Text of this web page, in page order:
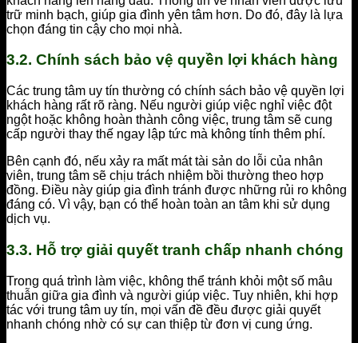
trữ minh bạch, giúp gia đình yên tâm hơn. Do đó, đây là lựa
chọn đáng tin cậy cho mọi nhà.
3.2. Chính sách bảo vệ quyền lợi khách hàng
Các trung tâm uy tín thường có chính sách bảo vệ quyền lợi
khách hàng rất rõ ràng. Nếu người giúp việc nghỉ việc đột
ngột hoặc không hoàn thành công việc, trung tâm sẽ cung
cấp người thay thế ngay lập tức mà không tính thêm phí.
Bên cạnh đó, nếu xảy ra mất mát tài sản do lỗi của nhân
viên, trung tâm sẽ chịu trách nhiệm bồi thường theo hợp
đồng. Điều này giúp gia đình tránh được những rủi ro không
đáng có. Vì vậy, bạn có thể hoàn toàn an tâm khi sử dụng
dịch vụ.
3.3. Hỗ trợ giải quyết tranh chấp nhanh chóng
Trong quá trình làm việc, không thể tránh khỏi một số mâu
thuẫn giữa gia đình và người giúp việc. Tuy nhiên, khi hợp
tác với trung tâm uy tín, mọi vấn đề đều được giải quyết
nhanh chóng nhờ có sự can thiệp từ đơn vị cung ứng.